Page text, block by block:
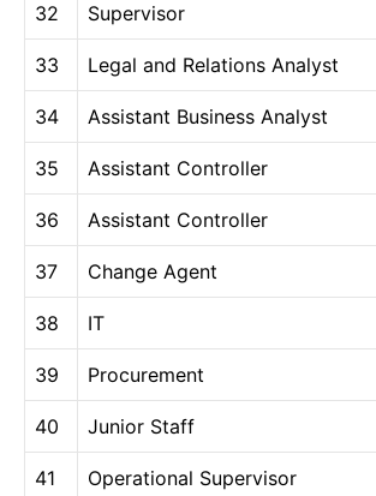
32 Supervisor
33 Legal and Relations Analyst
34 Assistant Business Analyst
35 Assistant Controller
36 Assistant Controller
37 Change Agent
38 IT
39 Procurement
40 Junior Staff
41 Operational Supervisor